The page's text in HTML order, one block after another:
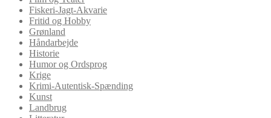
Fiskeri-Jagt-Akvarie
Fritid og Hobby
Grønland
Håndarbejde
Historie
Humor og Ordsprog
Krige
Krimi-Autentisk-Spænding
Kunst
Landbrug